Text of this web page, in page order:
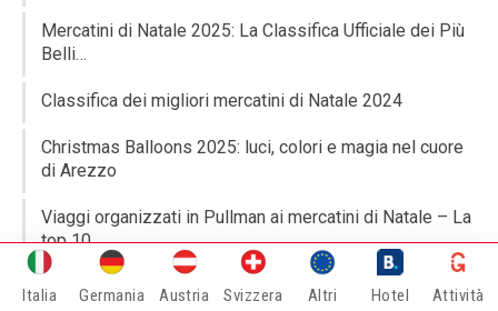
Mercatini di Natale 2025: La Classifica Ufficiale dei Più
Belli…
Classifica dei migliori mercatini di Natale 2024
Christmas Balloons 2025: luci, colori e magia nel cuore
di Arezzo
Viaggi organizzati in Pullman ai mercatini di Natale – La
top 10
Magia natalizia ad Arezzo: la Casa di Babbo Natale e la
Italia Germania Austria Svizzera Altri Hotel Attività